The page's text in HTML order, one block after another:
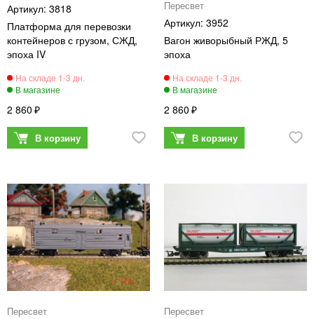
3818
Платформа для перевозки
контейнеров с грузом, СЖД,
эпоха IV
2 860
Пересвет
3952
Вагон живорыбный РЖД, 5
эпоха
2 860
Пересвет Пересвет